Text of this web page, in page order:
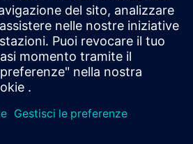
produzione digitale